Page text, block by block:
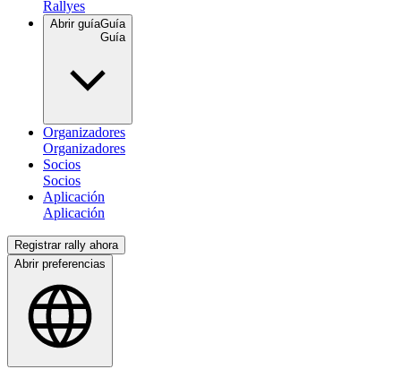
Abrir guíaGuía
Organizadores
Socios
Aplicación
Registrar rally ahora
Abrir preferencias